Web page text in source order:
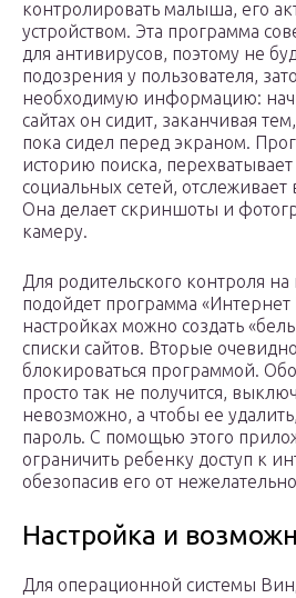
контролировать малыша, его
устройством. Эта программа
для антивирусов, поэтому не
подозрения у пользователя,
необходимую информацию:
сайтах он сидит, заканчивая
пока сидел перед экраном.
историю поиска,
социальных сетей,
Она делает скриншоты и
камеру.
Для родительского контроля
подойдет программа
настройках можно создать
списки сайтов. Вторые
блокироваться программой.
просто так не получится,
невозможно, а чтобы ее
пароль. С помощью этого
ограничить ребенку доступ к
обезопасив его от
Настройка и
Для операционной системы